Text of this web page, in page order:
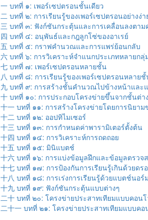
一 บทที่ ๑: เพอร์เซปตรอนชั้นเดียว
二 บทที่ ๒: การเรียนรู้ของเพอร์เซปตรอนอย่างง่า
三 บทที่ ๓: ฟังก์ชันกระตุ้นและการเคลื่อนลงตา
四 บทที่ ๔: อนุพันธ์และกฎลูกโซ่ของอาเรย์
五 บทที่ ๕: กราฟคำนวณและการแพร่ย้อนกลับ
六 บทที่ ๖: การวิเคราะห์จำแนกประเภทหลายกลุ่
七 บทที่ ๗: เพอร์เซปตรอนหลายชั้น
八 บทที่ ๘: การเรียนรู้ของเพอร์เซปตรอนหลาย
九 บทที่ ๙: การสร้างชั้นคำนวณไปข้างหน้าและ
十 บทที่ ๑๐: การประกอบโครงข่ายขึ้นจากชั้นต่า
十一 บทที่ ๑๑: การสร้างโครงข่ายโดยการนิยา
十二 บทที่ ๑๒: ออปทิไมเซอร์
十三 บทที่ ๑๓: การกำหนดค่าพารามิเตอร์ตั้งต้น
十四 บทที่ ๑๔: การวิเคราะห์การถดถอย
十五 บทที่ ๑๕: มินิแบตช์
十六 บทที่ ๑๖: การแบ่งข้อมูลฝึกและข้อมูลตรวจ
十七 บทที่ ๑๗: การป้องกันการเรียนรู้เกินด้วยดร
十八 บทที่ ๑๘: การเร่งการเรียนรู้ด้วยแบตช์นอร์ม
十九 บทที่ ๑๙: ฟังก์ชันกระตุ้นแบบต่างๆ
二十 บทที่ ๒๐: โครงข่ายประสาทเทียมแบบคอน
二十一 บทที่ ๒๑: โครงข่ายประสาทเทียมแบบค